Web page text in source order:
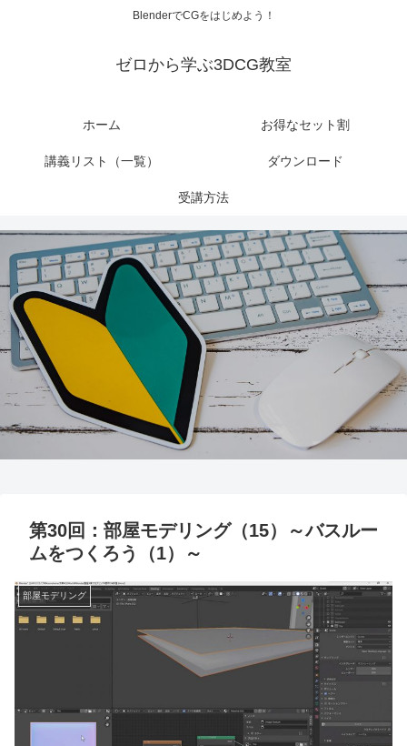
BlenderでCGをはじめよう！
ゼロから学ぶ3DCG教室
ホーム お得なセット割
講義リスト（一覧） ダウンロード
受講方法
第30回：部屋モデリング（15）～バスルー
ムをつくろう（1）～
部屋モデリング